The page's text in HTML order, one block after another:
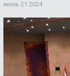
июнь 21 2024